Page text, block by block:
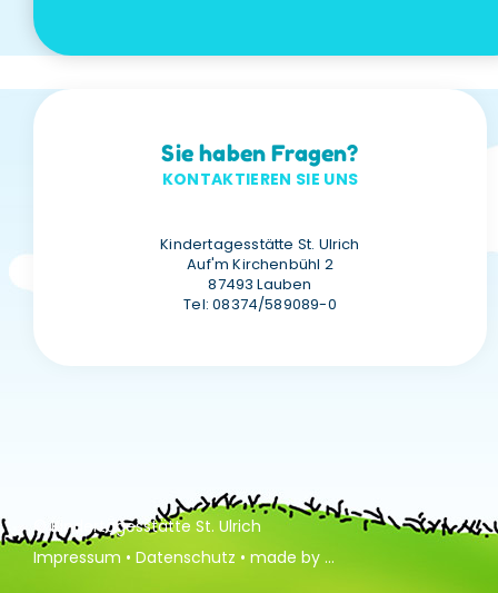
Sie haben Fragen?
KONTAKTIEREN SIE UNS
Kindertagesstätte St. Ulrich
Auf'm Kirchenbühl 2
87493 Lauben
Tel:08374/589089-0
© Kindertagesstätte St. Ulrich
Impressum • Datenschutz • made by ...